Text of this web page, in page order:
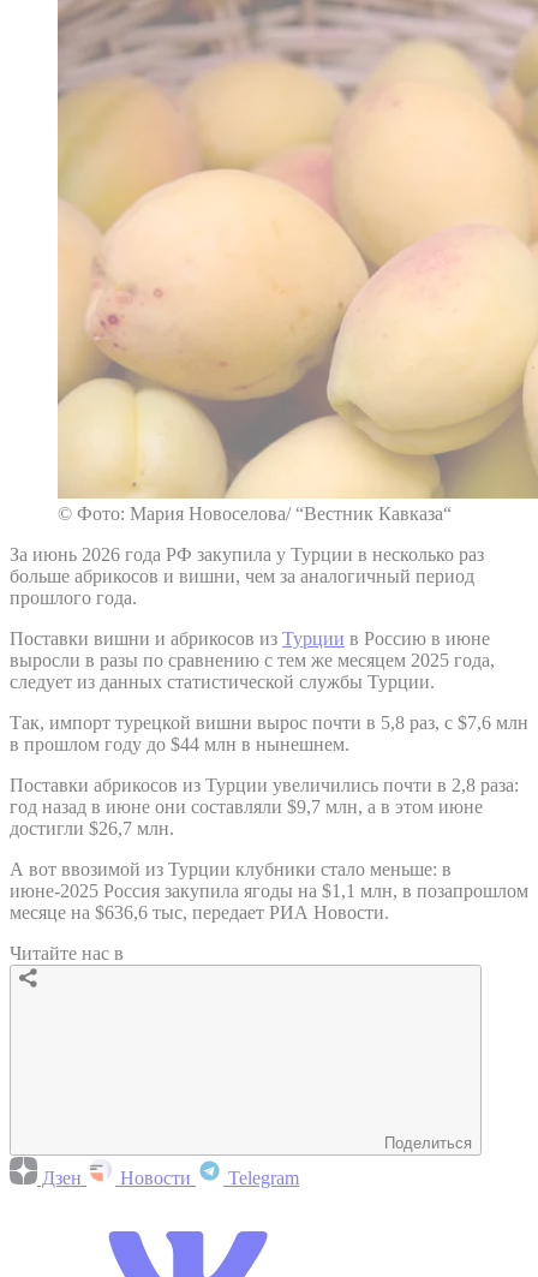
© Фото: Мария Новоселова/ “Вестник Кавказа“
За июнь 2026 года РФ закупила у Турции в несколько раз
больше абрикосов и вишни, чем за аналогичный период
прошлого года.
Поставки вишни и абрикосов из Турции в Россию в июне
выросли в разы по сравнению с тем же месяцем 2025 года,
следует из данных статистической службы Турции.
Так, импорт турецкой вишни вырос почти в 5,8 раз, с $7,6 млн
в прошлом году до $44 млн в нынешнем.
Поставки абрикосов из Турции увеличились почти в 2,8 раза:
год назад в июне они составляли $9,7 млн, а в этом июне
достигли $26,7 млн.
А вот ввозимой из Турции клубники стало меньше: в
июне-2025 Россия закупила ягоды на $1,1 млн, в позапрошлом
месяце на $636,6 тыс, передает РИА Новости.
Читайте нас в
Поделиться
Дзен Новости Telegram